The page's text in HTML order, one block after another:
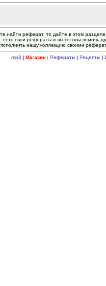
найти реферат, то дайте в этом
есть свои рефераты и вы готовы помочь
нашу коллекцию своими
mp3 | Магазин| Рефераты| Рецепты|